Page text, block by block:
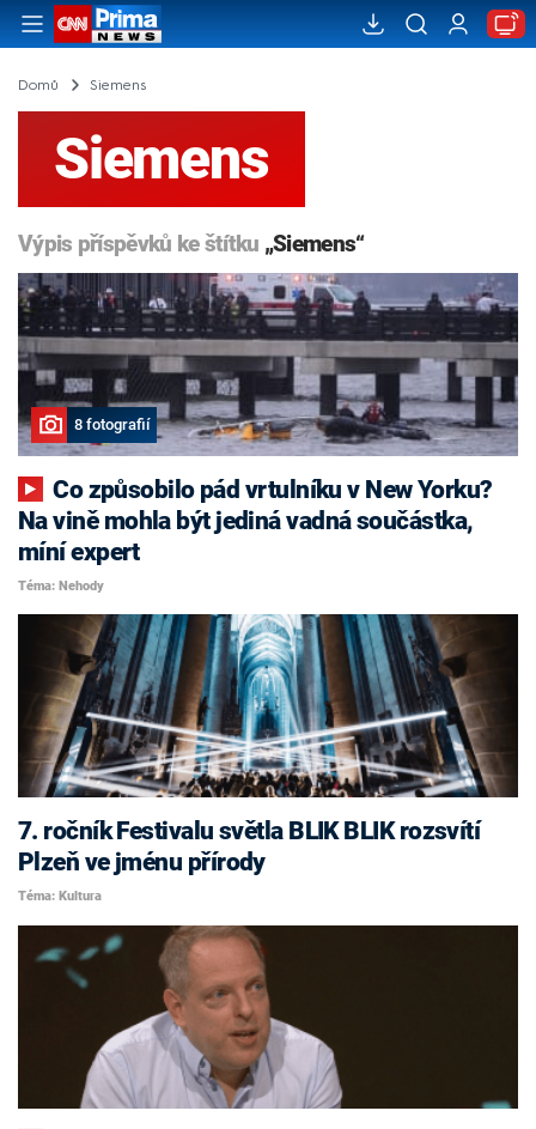
Domů Siemens
Siemens
Výpis příspěvků ke štítku „Siemens“
8 fotografií
Co způsobilo pád vrtulníku v New Yorku?
Na vině mohla být jediná vadná součástka,
míní expert
Téma: Nehody
7. ročník Festivalu světla BLIK BLIK rozsvítí
Plzeň ve jménu přírody
Téma: Kultura